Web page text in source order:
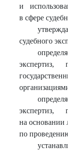
и
в сфере
судебного
экспертиз,
экспертиз,
на основании
по